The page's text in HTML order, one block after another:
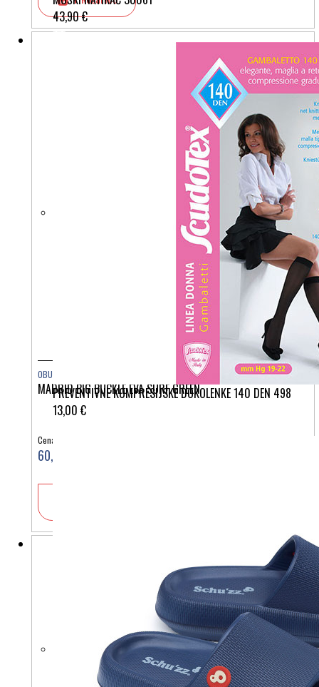
43,90 €
PREVENTIVNE KOMPRESIJSKE DOKOLENKE 140 DEN 498
13,00 €
OBUTEV
MADRID BIG BUCKLE EVA SURF GREEN
Cena:
60,00 €